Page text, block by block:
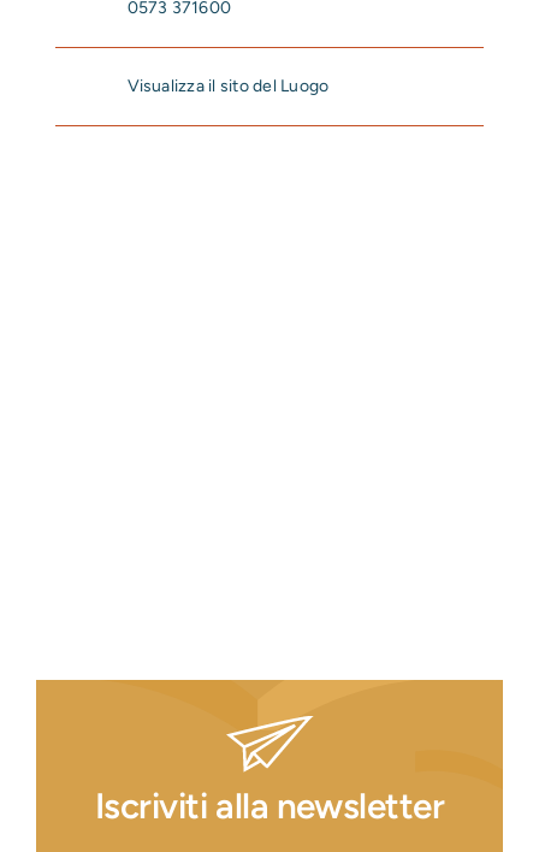
0573 371600
Visualizza il sito del Luogo
Iscriviti alla newsletter